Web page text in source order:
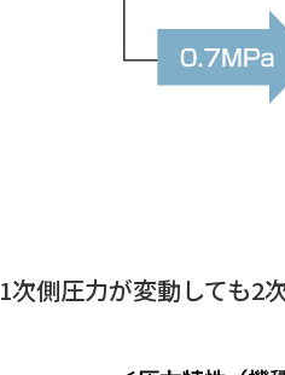
1次側圧力が変動しても2